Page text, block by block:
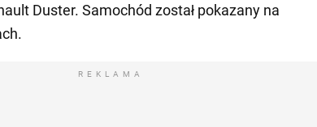
Duster. Samochód został pokazany na
REKLAMA